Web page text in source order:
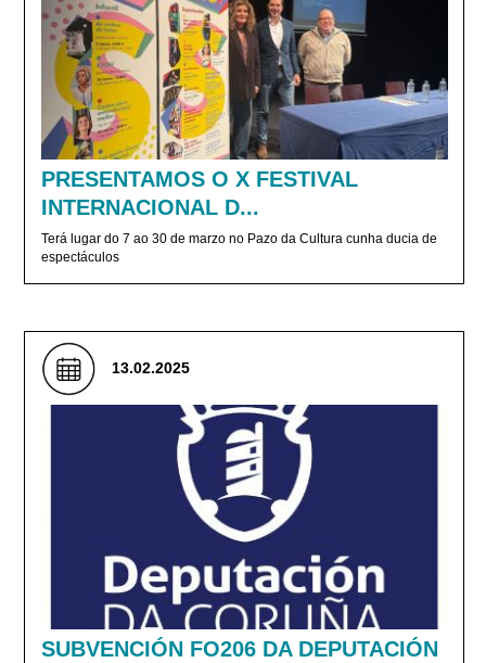
PRESENTAMOS O X FESTIVAL
INTERNACIONAL D...
Terá lugar do 7 ao 30 de marzo no Pazo da Cultura cunha ducia de
espectáculos
13.02.2025
SUBVENCIÓN FO206 DA DEPUTACIÓN